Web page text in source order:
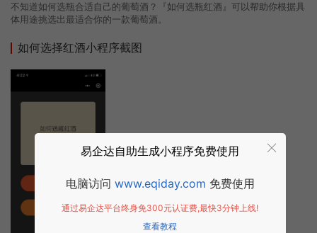
不知道如何选瓶合适自己的葡萄酒？『如何选瓶红酒』可以帮助你根据具
体用途挑选出最适合你的一款葡萄酒。
如何选择红酒小程序截图
易企达自助生成小程序免费使用
电脑访问 www.eqiday.com 免费使用
通过易企达平台终身免300元认证费,最快3分钟上线!
查看教程